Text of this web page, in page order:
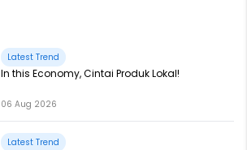
Latest Trend
In this Economy, Cintai Produk Lokal!
06 Aug 2026
Latest Trend